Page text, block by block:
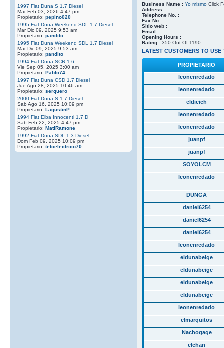
1997 Fiat Duna S 1.7 Diesel
Mar Feb 03, 2026 4:47 pm
Propietario: pepino020
1995 Fiat Duna Weekend SDL 1.7 Diesel
Mar Dic 09, 2025 9:53 am
Propietario: pandito
1995 Fiat Duna Weekend SDL 1.7 Diesel
Mar Dic 09, 2025 9:53 am
Propietario: pandito
1994 Fiat Duna SCR 1.6
Vie Sep 05, 2025 3:00 am
Propietario: Pablo74
1997 Fiat Duna CSD 1.7 Diesel
Jue Ago 28, 2025 10:46 am
Propietario: serquero
2000 Fiat Duna S 1.7 Diesel
Sab Ago 16, 2025 10:09 pm
Propietario: LagustinP
1994 Fiat Elba Innocenti 1.7 D
Sab Feb 22, 2025 4:47 pm
Propietario: MatiRamone
1992 Fiat Duna SDL 1.3 Diesel
Dom Feb 09, 2025 10:09 pm
Propietario: tetoelectrico70
Business Name : Yo mismoClick
Address :
Telephone No. :
Fax No. :
Sitio web :
Email :
Opening Hours :
Rating : 350 Out Of 1190
LATEST CUSTOMERS TO USE
PROPIETARIO
leonenredado
leonenredado
eldieich
leonenredado
leonenredado
juanpf
juanpf
SOYOLCM
leonenredado
DUNGA
daniel6254
daniel6254
daniel6254
leonenredado
eldunabeige
eldunabeige
eldunabeige
eldunabeige
leonenredado
elmarquitos
Nachogage
elchan